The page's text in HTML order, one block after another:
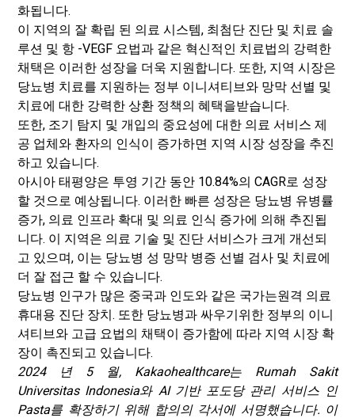
화됩니다.
이 지역의 잘 확립 된 의료 시스템, 최첨단 진단 및 치료 솔
루션 및 항 -VEGF 요법과 같은 혁신적인 치료법의 강력한
채택은 이러한 성장을 더욱 지원합니다. 또한, 지역 시장은
당뇨병 치료를 지원하는 정부 이니셔티브와 망막 선별 및
치료에 대한 강력한 상환 정책의 혜택을받습니다.
또한, 조기 탐지 및 개입의 중요성에 대한 의료 서비스 제
공 업체와 환자의 인식이 증가하면 지역 시장 성장을 추진
하고 있습니다.
아시아 태평양은 투영 기간 동안 10.84%의 CAGR로 성장
할 것으로 예상됩니다. 이러한 빠른 성장은 당뇨병 유병률
증가, 의료 인프라 확대 및 의료 인식 증가에 의해 추진됩
니다. 이 지역은 의료 기술 및 진단 서비스가 크게 개선되
고 있으며, 이는 당뇨병 성 망막 병증 선별 검사 및 치료에
더 잘 접근 할 수 있습니다.
당뇨병 인구가 많은 중국과 인도와 같은 국가는원격 의료
휴대용 진단 장치. 또한 당뇨병과 싸우기위한 정부의 이니
셔티브와 고급 요법의 채택이 증가함에 따라 지역 시장 확
장이 촉진되고 있습니다.
2024 년 5 월, Kakaohealthcare는 Rumah Sakit
Universitas Indonesia와 AI 기반 포도당 관리 서비스 인
Pasta를 확장하기 위해 합의의 각서에 서명했습니다. 이